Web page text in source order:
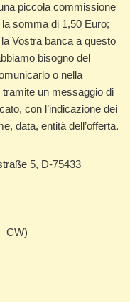
piccola commissione
somma di 1,50 Euro;
Vostra banca a questo
bisogno del
o nella
un messaggio di
con l’indicazione dei
data, entità dell’offerta.
5, D-75433
CW)